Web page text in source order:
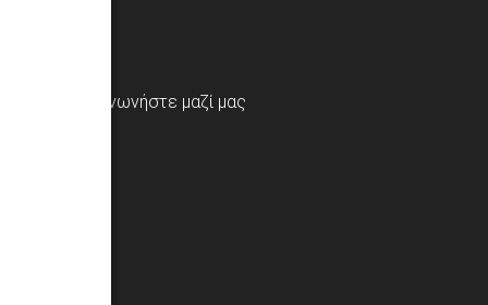
Επικοινωνήστε μαζί μας